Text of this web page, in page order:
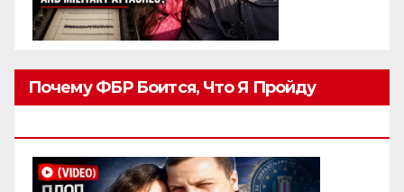
Почему ФБР Боится, Что Я Пройду